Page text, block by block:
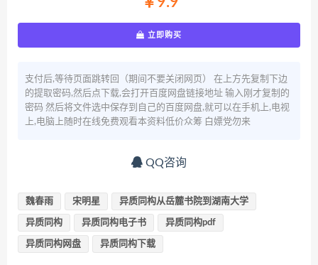
立即购买
支付后,等待页面跳转回（期间不要关闭网页） 在上方先复制下边
的提取密码,然后点下载,会打开百度网盘链接地址 输入刚才复制的
密码 然后将文件选中保存到自己的百度网盘,就可以在手机上,电视
上,电脑上随时在线免费观看本资料低价众筹 白嫖党勿来
QQ咨询
魏春雨 宋明星 异质同构从岳麓书院到湖南大学
异质同构 异质同构电子书 异质同构pdf
异质同构网盘 异质同构下载